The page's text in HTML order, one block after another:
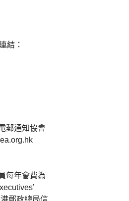
結：
郵通知協會
每年會費為
郵政總局信